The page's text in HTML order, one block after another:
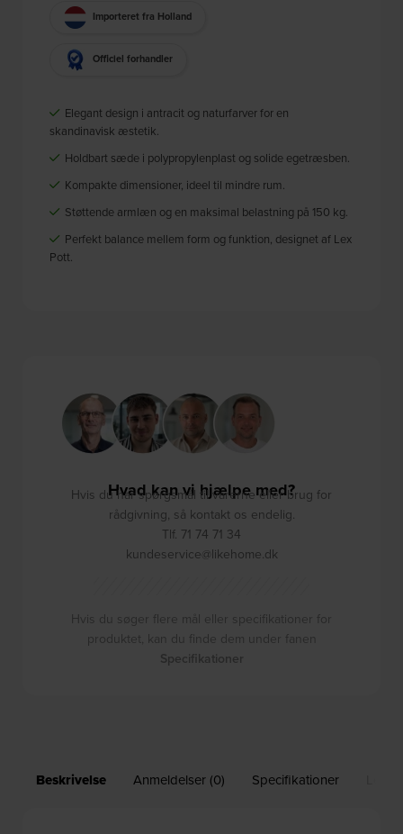
Beskrivelse Anmeldelser (0) Specifikationer
Importeret fra Holland
Officiel forhandler
Elegant design i antracit og naturfarver for en
skandinavisk æstetik.
Holdbart sæde i polypropylenplast og solide egetræsben.
Kompakte dimensioner, ideel til mindre rum.
Støttende armlæn og en maksimal belastning på 150 kg.
Perfekt balance mellem form og funktion, designet af Lex
Pott.
Hvad kan vi hjælpe med?
Hvis du har spørgsmål til varerne eller brug for
rådgivning, så kontakt os endelig.
Tlf. 71 74 71 34
kundeservice@likehome.dk
Hvis du søger flere mål eller specifikationer for
produktet, kan du finde dem under fanen
Specifikationer